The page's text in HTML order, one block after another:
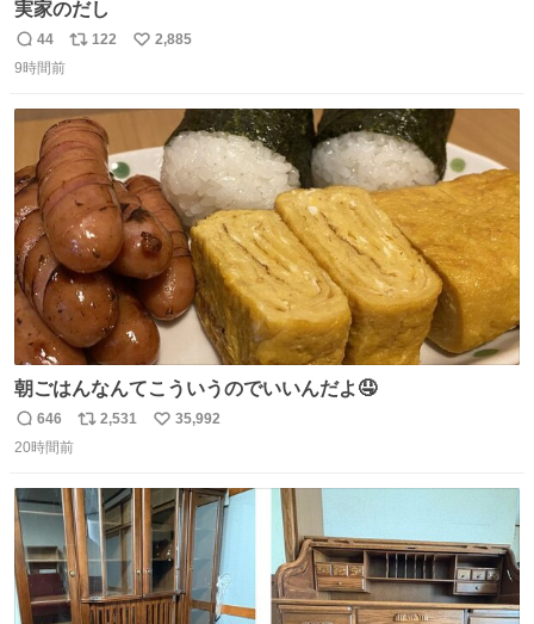
実家のだし
返
信
44
リ
ト
数
122
い
2,885
9時間前
朝ごはんなんてこういうのでいいんだよ🤤
返
信
646
リ
ト
数
2,531
い
数
35,992
20時間前